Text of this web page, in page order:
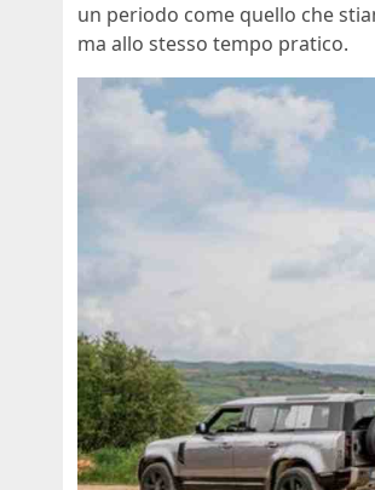
un periodo come quello che
ma allo stesso tempo pratico.